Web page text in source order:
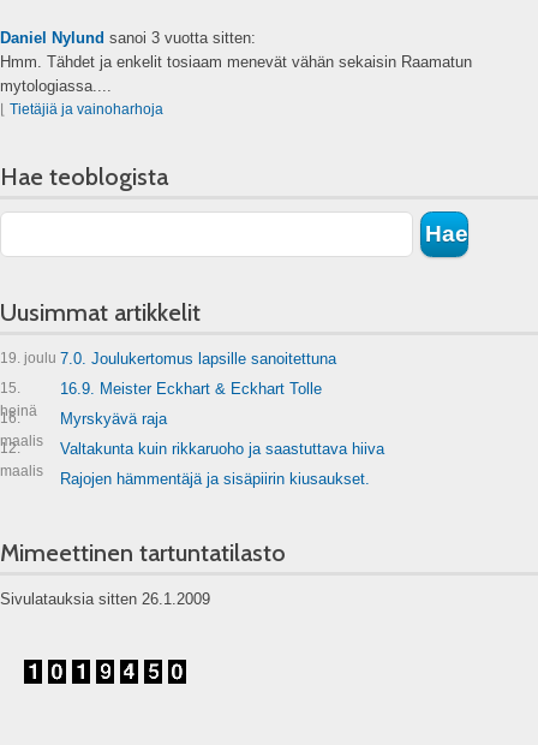
Daniel Nylund sanoi 3 vuotta sitten:
Hmm. Tähdet ja enkelit tosiaam menevät vähän sekaisin Raamatun
mytologiassa....
⌊ Tietäjiä ja vainoharhoja
Hae teoblogista
Uusimmat artikkelit
19. joulu 7.0. Joulukertomus lapsille sanoitettuna
15.
heinä
16.9. Meister Eckhart & Eckhart Tolle
16.
maalis
Myrskyävä raja
12.
maalis
Valtakunta kuin rikkaruoho ja saastuttava hiiva
Rajojen hämmentäjä ja sisäpiirin kiusaukset.
Mimeettinen tartuntatilasto
Sivulatauksia sitten 26.1.2009